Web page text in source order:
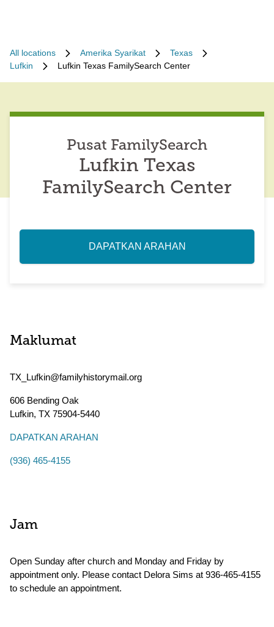
All locations Amerika Syarikat
Texas
Lufkin
Lufkin Texas FamilySearch Center
Pusat FamilySearch
Lufkin Texas
FamilySearch Center
DAPATKAN ARAHAN
Maklumat
TX_Lufkin@familyhistorymail.org
606 Bending Oak
Lufkin, TX 75904-5440
DAPATKAN ARAHAN
(936) 465-4155
Jam
Open Sunday after church and Monday and Friday by
appointment only. Please contact Delora Sims at 936-465-4155
to schedule an appointment.